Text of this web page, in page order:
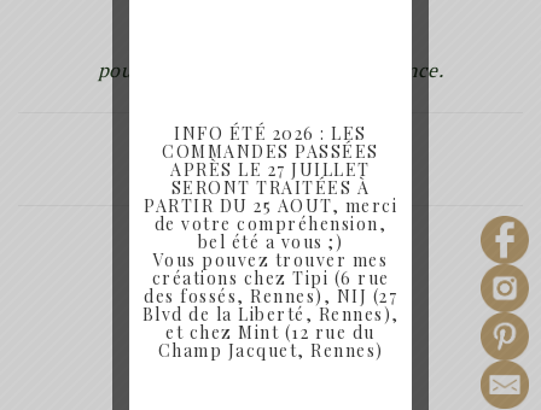
pour les envois dans toute la France.
SHARE:
Produits similaires
INFO ÉTÉ 2026 : LES
COMMANDES PASSÉES
APRÈS LE 27 JUILLET
SERONT TRAITÉES À
PARTIR DU 25 AOUT, merci
de votre compréhension,
bel été a vous ;)
Vous pouvez trouver mes
créations chez Tipi (6 rue
des fossés, Rennes), NIJ (27
Blvd de la Liberté, Rennes),
et chez Mint (12 rue du
Champ Jacquet, Rennes)